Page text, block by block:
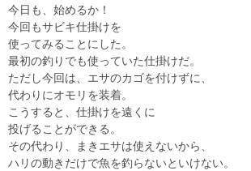
今日も、始めるか！
今回もサビキ仕掛けを
使ってみることにした。
最初の釣りでも使っていた仕掛けだ。
ただし今回は、エサのカゴを付けずに、
代わりにオモリを装着。
こうすると、仕掛けを遠くに
投げることができる。
その代わり、まきエサは使えないから、
ハリの動きだけで魚を釣らないといけない。